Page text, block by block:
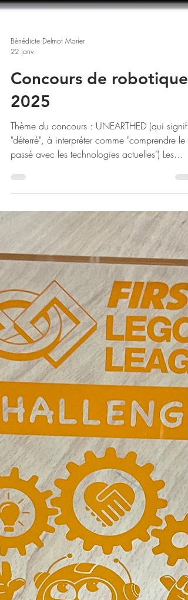
Bénédicte Delmot Morier
22 janv.
Concours de robotique -
2025
Thème du concours : UNEARTHED (qui signifie
"déterré", à interpréter comme "comprendre le
machine à remonter le temps, qu'ils ont
META-VR (un métavers doté de réalité virtuelle).
Ce métavers se présente sous la forme d'une
demi-sphère, dans laquelle on peut recréer
artificiellement un environnement ayant existé !
A l'entrée de META-VR, on peut choisir le lieu et
la date, ensuite l'env